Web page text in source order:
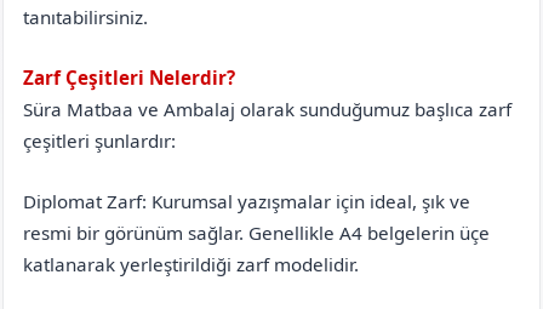
tanıtabilirsiniz.
Zarf Çeşitleri Nelerdir?
Süra Matbaa ve Ambalaj olarak sunduğumuz başlıca zarf
çeşitleri şunlardır:
Diplomat Zarf: Kurumsal yazışmalar için ideal, şık ve
resmi bir görünüm sağlar. Genellikle A4 belgelerin üçe
katlanarak yerleştirildiği zarf modelidir.